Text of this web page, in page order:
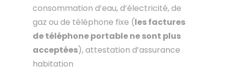
consommation d’eau, d’électricité, de
gaz ou de téléphone fixe (les factures
de téléphone portable ne sont plus
acceptées), attestation d’assurance
habitation